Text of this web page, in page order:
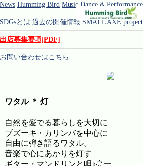
News Humming Bird Music Dance & Performance
SDGsとは 過去の開催情報 SMALL AXE project
出店募集要項[PDF]
お問い合わせはこちら
ワタル ＊ 灯
自然を愛でる暮らしを大切に
ブズーキ・カリンバを中心に
自由に弾き語るワタル。
音楽で心にあかりを灯す
ギター・マンドリンと唄♪亮一